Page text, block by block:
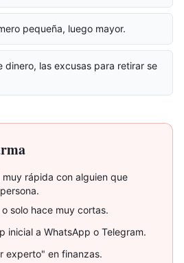
pequeña, luego mayor.
dinero, las excusas para retirar se
muy rápida con alguien que
solo hace muy cortas.
inicial a WhatsApp o Telegram.
experto" en finanzas.